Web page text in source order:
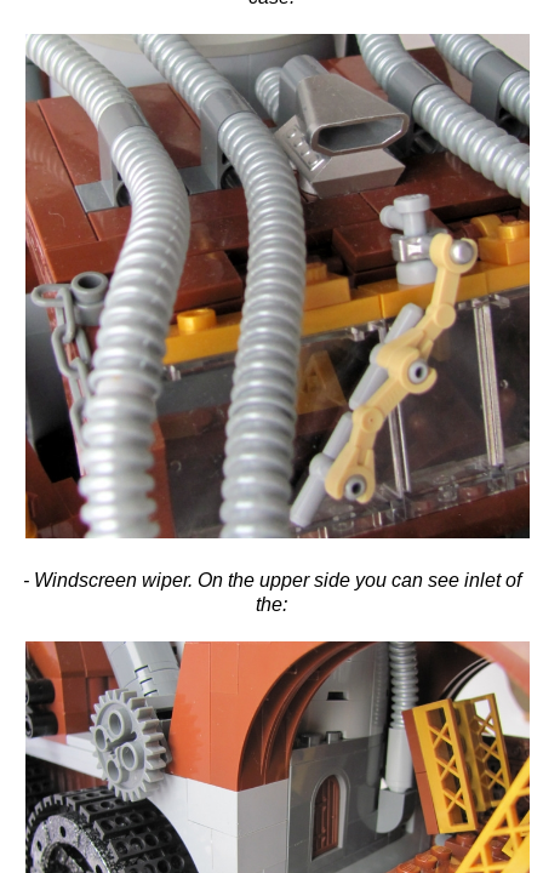
- Windscreen wiper. On the upper side you can see inlet of
the: